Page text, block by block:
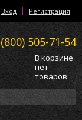
Вход Регистрация
505-71-54
В корзине
нет
товаров